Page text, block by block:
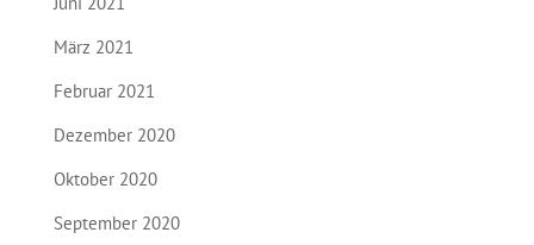
März 2021
Februar 2021
Dezember 2020
Oktober 2020
September 2020